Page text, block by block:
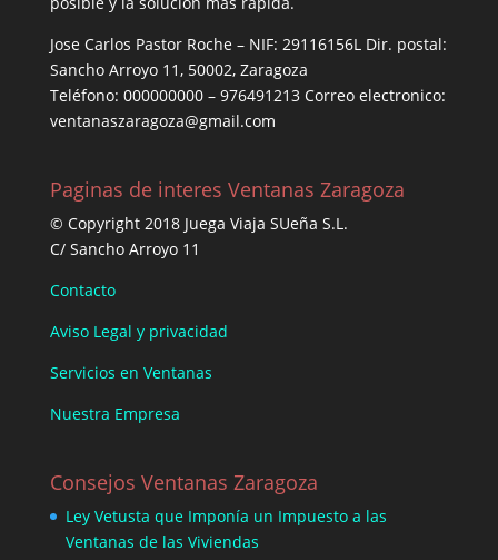
Jose Carlos Pastor Roche – NIF: 29116156L Dir. postal:
Sancho Arroyo 11, 50002, Zaragoza
Teléfono: 000000000 – 976491213 Correo electronico:
ventanaszaragoza@gmail.com
Paginas de interes Ventanas Zaragoza
© Copyright 2018 Juega Viaja SUeña S.L.
C/ Sancho Arroyo 11
Contacto
Aviso Legal y privacidad
Servicios en Ventanas
Nuestra Empresa
Consejos Ventanas Zaragoza
Ley Vetusta que Imponía un Impuesto a las
Ventanas de las Viviendas